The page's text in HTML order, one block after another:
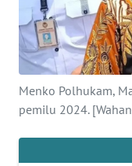
Menko Polhukam,
pemilu 2024.
INTERNASIONAL
SERBA-SERBI
PENDIDIKAN